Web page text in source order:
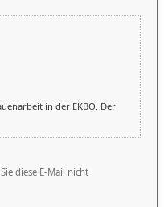
in der EKBO. Der
diese E-Mail nicht